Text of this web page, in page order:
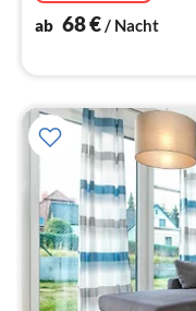
ab 68€ / Nacht